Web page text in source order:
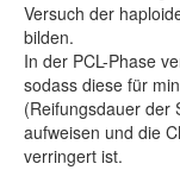
Versuch der
bilden.
In der PCL-Phase
sodass diese für
(Reifungsdauer der
aufweisen und die
verringert ist.